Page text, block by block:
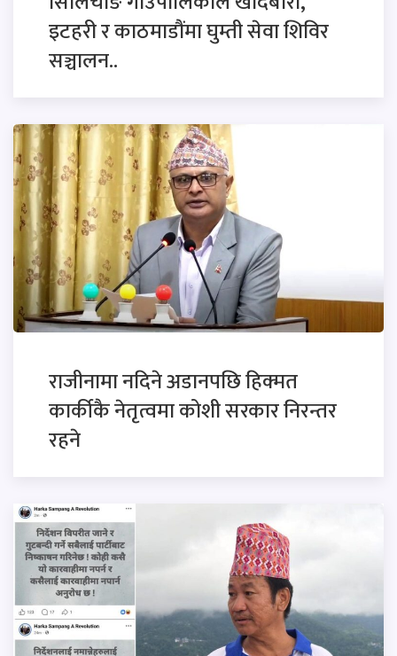
इटहरी र काठमाडौंमा घुम्ती सेवा शिविर
सञ्चालन..
राजीनामा नदिने अडानपछि हिक्मत
कार्कीकै नेतृत्वमा कोशी सरकार निरन्तर
रहने